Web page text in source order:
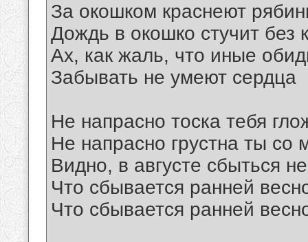
За окошком краснеют
Дождь в окошко стучит без
Ах, как жаль, что иные
Забывать не умеют сердца
Не напрасно тоска тебя
Не напрасно грустна ты со
Видно, в августе сбыться
Что сбывается ранней
Что сбывается ранней